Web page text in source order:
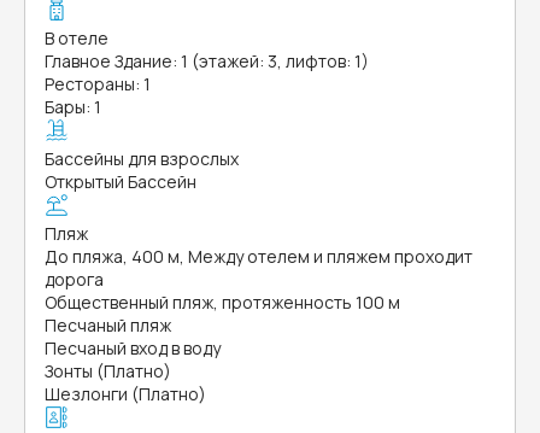
В отеле
Главное Здание: 1 (этажей: 3, лифтов: 1)
Рестораны: 1
Бары: 1
Бассейны для взрослых
Открытый Бассейн
Пляж
До пляжа, 400 м, Между отелем и пляжем проходит
дорога
Общественный пляж, протяженность 100 м
Песчаный пляж
Песчаный вход в воду
Зонты (Платно)
Шезлонги (Платно)